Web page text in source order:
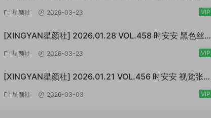
纱上衣[79P/1.08GB]
星颜社 2026-03-23 VIP
[XINGYAN星颜社] 2026.01.28 VOL.458 时安安 黑色丝袜
[76P/951MB]
星颜社 2026-03-23 VIP
[XINGYAN星颜社] 2026.01.21 VOL.456 时安安 视觉张力
[83P/862MB]
星颜社 2026-03-03 VIP